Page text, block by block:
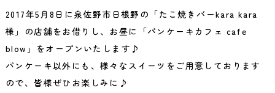
2017年5月8日に泉佐野市日根野の「たこ焼きバーkara kara
様」の店舗をお借りし、お昼に「パンケーキカフェ cafe
blow」をオープンいたします♪
パンケーキ以外にも、様々なスイーツをご用意しております
ので、皆様ぜひお楽しみに♪